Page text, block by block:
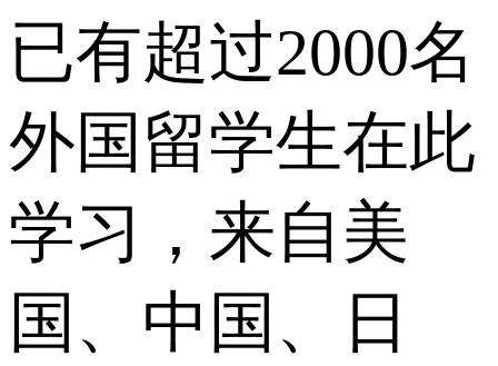
已有超过2000名
外国留学生在此
学习，来自美
国、中国、日